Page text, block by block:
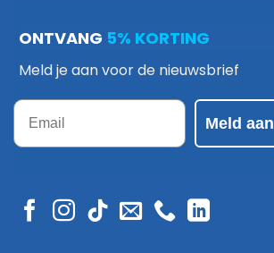
ONTVANG 5% KORTING
Meld je aan voor de nieuwsbrief
Email
Meld aan